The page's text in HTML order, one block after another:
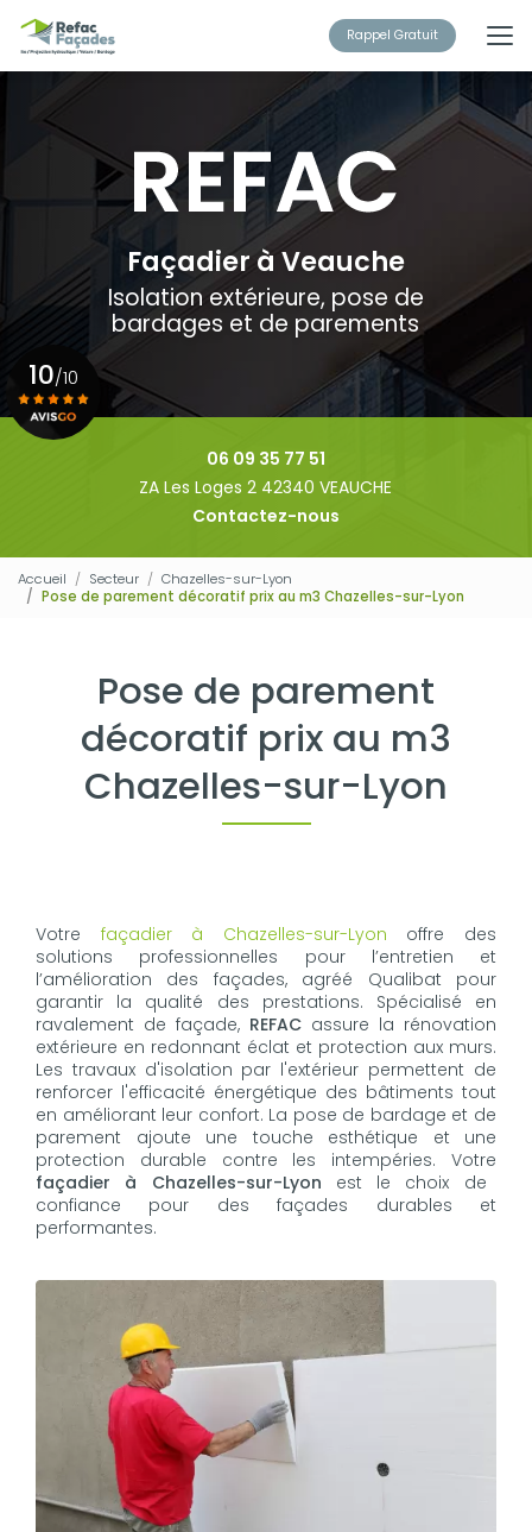
au
contenu
principal
Rappel Gratuit
Façadier à Veauche
Isolation extérieure, pose de
bardages et de parements
06 09 35 77 51
ZA Les Loges 2 42340 VEAUCHE
Contactez-nous
10/10
Accueil Secteur
Chazelles-sur-Lyon
Pose de parement décoratif prix au m3 Chazelles-sur-Lyon
Pose de parement
décoratif prix au m3
Chazelles-sur-Lyon
Votre façadier à Chazelles-sur-Lyon offre des
solutions professionnelles pour l’entretien et
l’amélioration des façades, agréé Qualibat pour
garantir la qualité des prestations. Spécialisé en
ravalement de façade, REFAC assure la rénovation
extérieure en redonnant éclat et protection aux murs.
Les travaux d'isolation par l'extérieur permettent de
renforcer l'efficacité énergétique des bâtiments tout
en améliorant leur confort. La pose de bardage et de
parement ajoute une touche esthétique et une
protection durable contre les intempéries. Votre
façadier à Chazelles-sur-Lyon est le choix de
confiance pour des façades durables et
performantes.